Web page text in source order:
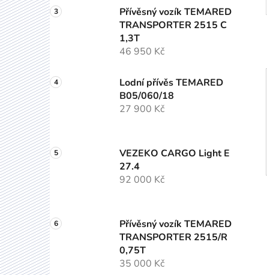
Přívěsný vozík TEMARED
TRANSPORTER 2515 C
1,3T
46 950 Kč
Lodní přívěs TEMARED
B05/060/18
27 900 Kč
VEZEKO CARGO Light E
27.4
92 000 Kč
Přívěsný vozík TEMARED
TRANSPORTER 2515/R
0,75T
35 000 Kč